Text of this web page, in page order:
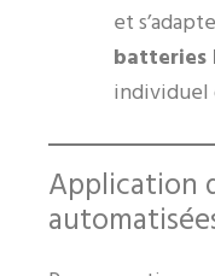
et s’adapte
batteries
individuel
Application